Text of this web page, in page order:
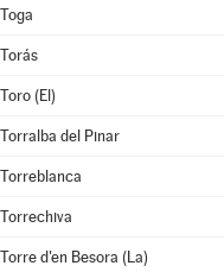
Toga
Torás
Toro (El)
Torralba del Pinar
Torreblanca
Torrechiva
Torre d'en Besora (La)